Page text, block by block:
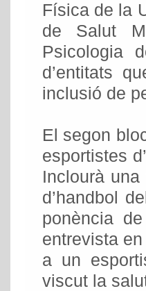
Física de la
de Salut
Psicologia
d’entitats
inclusió de
El segon
esportistes
Inclourà
d’handbol
ponència
entrevista
a un
viscut la